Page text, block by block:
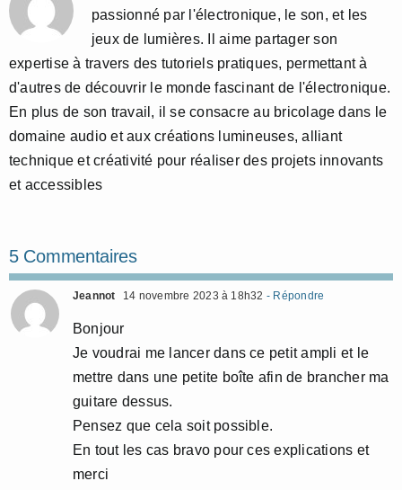
passionné par l'électronique, le son, et les
jeux de lumières. Il aime partager son
expertise à travers des tutoriels pratiques, permettant à
d'autres de découvrir le monde fascinant de l'électronique.
En plus de son travail, il se consacre au bricolage dans le
domaine audio et aux créations lumineuses, alliant
technique et créativité pour réaliser des projets innovants
et accessibles
5 Commentaires
Jeannot 14 novembre 2023 à 18h32 - Répondre
Bonjour
Je voudrai me lancer dans ce petit ampli et le
mettre dans une petite boîte afin de brancher ma
guitare dessus.
Pensez que cela soit possible.
En tout les cas bravo pour ces explications et
merci